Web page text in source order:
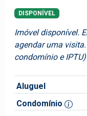
DISPONÍVEL
Imóvel disponível.
agendar uma
condomínio e IPTU)
Aluguel
Condomínio